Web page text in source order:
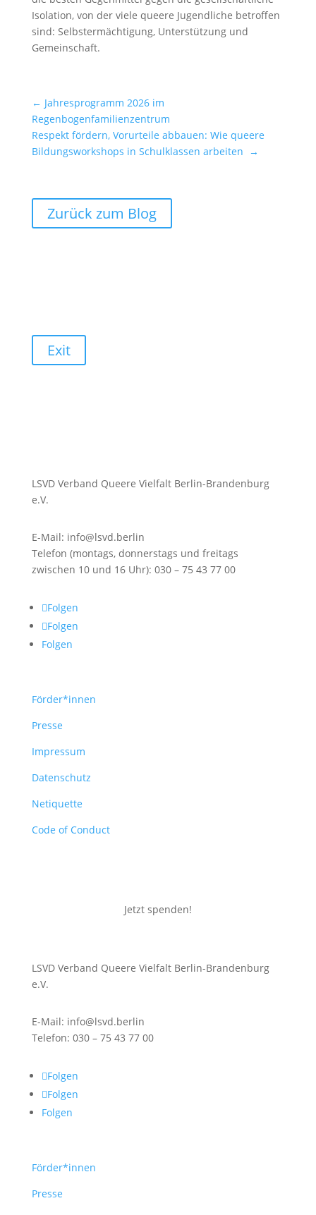
Isolation, von der viele queere Jugendliche betroffen
sind: Selbstermächtigung, Unterstützung und
Gemeinschaft.
← Jahresprogramm 2026 im
Regenbogenfamilienzentrum
Respekt fördern, Vorurteile abbauen: Wie queere
Bildungsworkshops in Schulklassen arbeiten →
Zurück zum Blog
Exit
LSVD Verband Queere Vielfalt Berlin-Brandenburg
e.V.
E-Mail: info@lsvd.berlin
Telefon (montags, donnerstags und freitags
zwischen 10 und 16 Uhr): 030 – 75 43 77 00
Folgen
Folgen
Folgen
Förder*innen
Presse
Impressum
Datenschutz
Netiquette
Code of Conduct
Jetzt spenden!
LSVD Verband Queere Vielfalt Berlin-Brandenburg
e.V.
E-Mail: info@lsvd.berlin
Telefon: 030 – 75 43 77 00
Folgen
Folgen
Folgen
Förder*innen
Presse